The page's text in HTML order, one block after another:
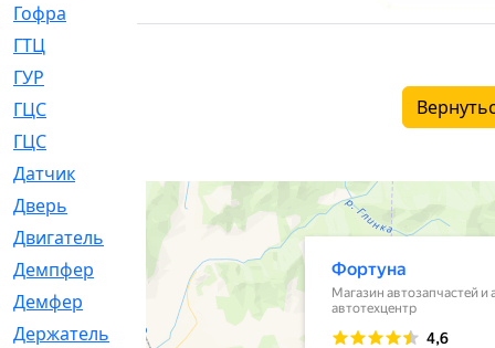
Гофра
ГТЦ
ГУР
ГЦC
ГЦС
Датчик
Дверь
[249]
Двигатель
[64]
Демпфер
[2]
Демфер
[1]
Держатель